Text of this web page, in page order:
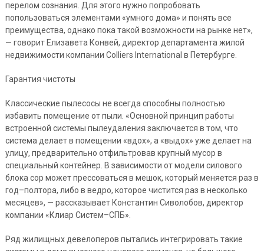
перелом сознания. Для этого нужно попробовать
попользоваться элементами «умного дома» и понять все
преимущества, однако пока такой возможности на рынке нет»,
— говорит Елизавета Конвей, директор департамента жилой
недвижимости компании Colliers International в Петербурге.
Гарантия чистоты
Классические пылесосы не всегда способны полностью
избавить помещение от пыли. «Основной принцип работы
встроенной системы пылеудаления заключается в том, что
система делает в помещении «вдох», а «выдох» уже делает на
улицу, предварительно отфильтровав крупный мусор в
специальный контейнер. В зависимости от модели силового
блока сор может прессоваться в мешок, который меняется раз в
год–полтора, либо в ведро, которое чистится раз в несколько
месяцев», — рассказывает Константин Сиволобов, директор
компании «Клиар Систем–СПБ».
Ряд жилищных девелоперов пытались интегрировать такие